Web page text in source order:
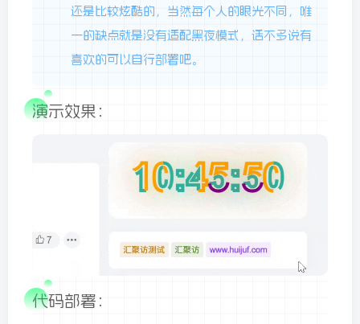
还是比较炫酷的，当然每个人的眼光不同，唯
一的缺点就是没有适配黑夜模式，话不多说有
喜欢的可以自行部署吧。
演示效果：
代码部署：